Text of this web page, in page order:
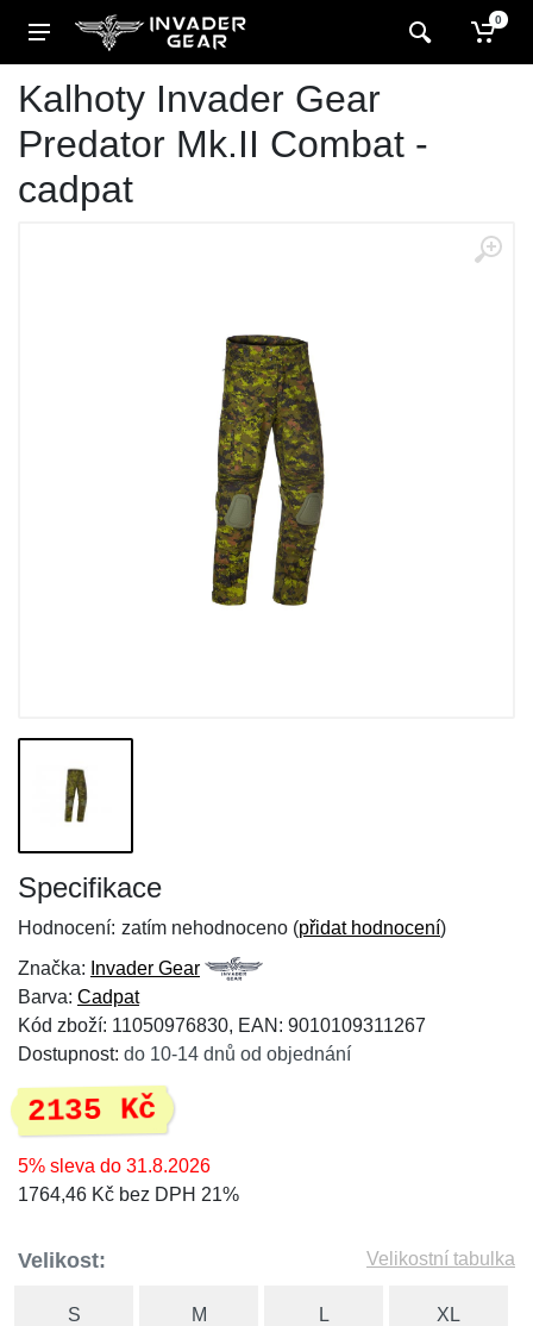
0
Kalhoty Invader Gear
Predator Mk.II Combat -
cadpat
Specifikace
Hodnocení: zatím nehodnoceno (přidat hodnocení)
Značka: Invader Gear
Barva: Cadpat
Kód zboží: 11050976830, EAN: 9010109311267
Dostupnost: do 10-14 dnů od objednání
2135 Kč
5% sleva do 31.8.2026
1764,46 Kč bez DPH 21%
Velikost: Velikostní tabulka
S M L XL